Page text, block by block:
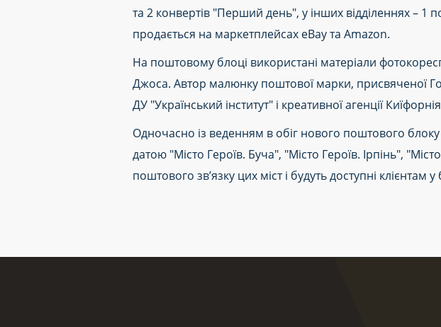
та 2 конвертів "Перший день", у інших відділеннях –
продається на маркетплейсах eBay та Amazon.
На поштовому блоці використані матеріали
Джоса. Автор малюнку поштової марки, присвяченої
ДУ "Український інститут" і креативної агенції
Одночасно із веденням в обіг нового поштового
датою "Місто Героїв. Буча", "Місто Героїв. Ірпінь",
поштового зв’язку цих міст і будуть доступні клієнтам